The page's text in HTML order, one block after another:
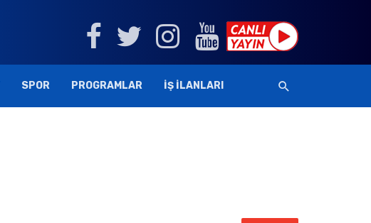
SPOR PROGRAMLAR İŞ İLANLARI